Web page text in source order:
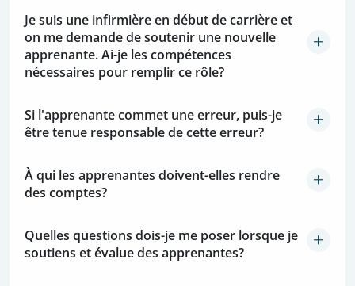
Je suis une infirmière en début de carrière et
on me demande de soutenir une nouvelle
apprenante. Ai-je les compétences
nécessaires pour remplir ce rôle?
Si l'apprenante commet une erreur, puis-je
être tenue responsable de cette erreur?
À qui les apprenantes doivent-elles rendre
des comptes?
Quelles questions dois-je me poser lorsque je
soutiens et évalue des apprenantes?